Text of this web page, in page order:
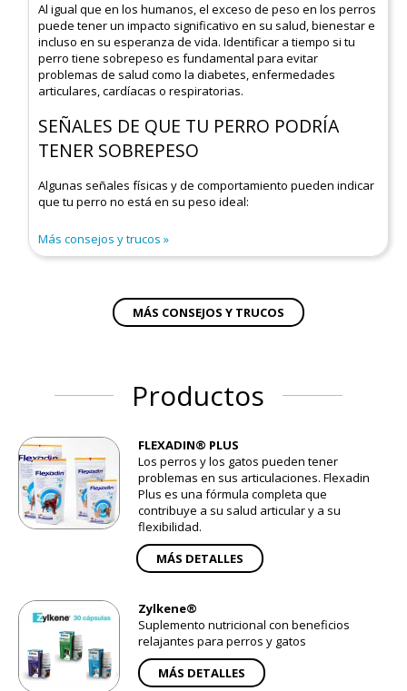
Al igual que en los humanos, el exceso de peso en los perros
puede tener un impacto significativo en su salud, bienestar e
incluso en su esperanza de vida. Identificar a tiempo si tu
perro tiene sobrepeso es fundamental para evitar
problemas de salud como la diabetes, enfermedades
articulares, cardíacas o respiratorias.
SEÑALES DE QUE TU PERRO PODRÍA
TENER SOBREPESO
Algunas señales físicas y de comportamiento pueden indicar
que tu perro no está en su peso ideal:
Más consejos y trucos
MÁS CONSEJOS Y TRUCOS
Productos
FLEXADIN® PLUS
Los perros y los gatos pueden tener
problemas en sus articulaciones. Flexadin
Plus es una fórmula completa que
contribuye a su salud articular y a su
flexibilidad.
MÁS DETALLES
Zylkene®
Suplemento nutricional con beneficios
relajantes para perros y gatos
MÁS DETALLES